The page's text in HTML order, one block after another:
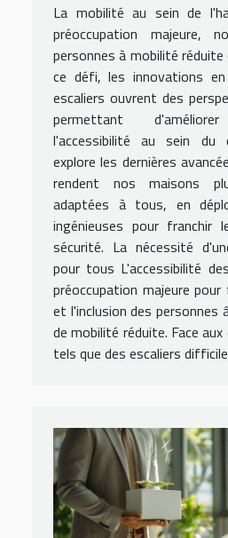
La mobilité au sein de
préoccupation majeure,
personnes à mobilité réduite
ce défi, les innovations
escaliers ouvrent des
permettant
l'accessibilité au sein du
explore les dernières
rendent nos maisons
adaptées à tous, en
ingénieuses pour
sécurité. La nécessité
pour tous L'accessibilité
préoccupation majeure
et l'inclusion des personnes
de mobilité réduite. Face
tels que des escaliers